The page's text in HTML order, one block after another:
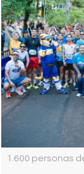
1.600 personas